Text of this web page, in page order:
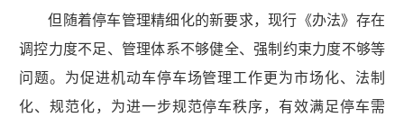
但随着停车管理精细化的新要求，现行《办法》存在
调控力度不足、管理体系不够健全、强制约束力度不够等
问题。为促进机动车停车场管理工作更为市场化、法制
化、规范化，为进一步规范停车秩序，有效满足停车需